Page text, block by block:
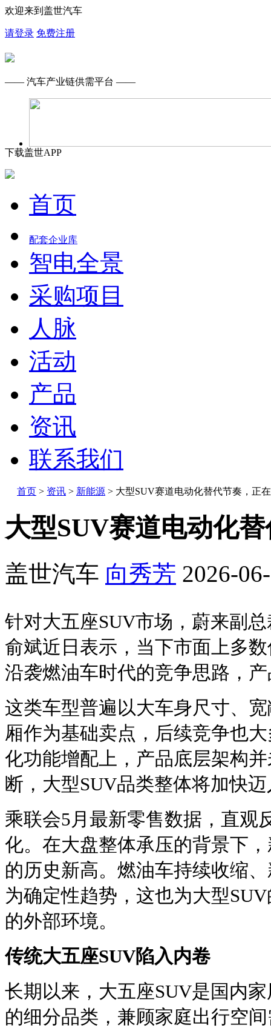
欢迎来到盖世汽车
请登录 免费注册
—— 汽车产业链供需平台 ——
下载盖世APP
首页
配套企业库
智电全景
采购项目
人脉
活动
产品
资讯
联系我们
首页 > 资讯 > 新能源 > 大型SUV赛道电动化替代节奏，正
大型SUV赛道电动化
盖世汽车 向秀芳 2026-
针对大五座SUV市场，蔚来副
俞斌近日表示，当下市面上多
沿袭燃油车时代的竞争思路，
这类车型普遍以大车身尺寸、
厢作为基础卖点，后续竞争也
化功能增配上，产品底层架构
断，大型SUV品类整体将加快
乘联会5月最新零售数据，直观
化。在大盘整体承压的背景下
的历史新高。燃油车持续收缩
为确定性趋势，这也为大型
的外部环境。
传统大五座SUV陷入内卷
长期以来，大五座SUV是国内
的细分品类，兼顾家庭出行空